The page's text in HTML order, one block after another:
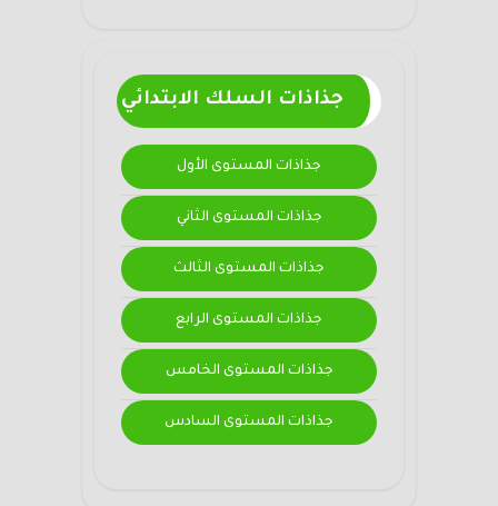
جذاذات السلك الابتدائي
جذاذات المستوى الأول
جذاذات المستوى الثاني
جذاذات المستوى الثالث
جذاذات المستوى الرابع
جذاذات المستوى الخامس
جذاذات المستوى السادس